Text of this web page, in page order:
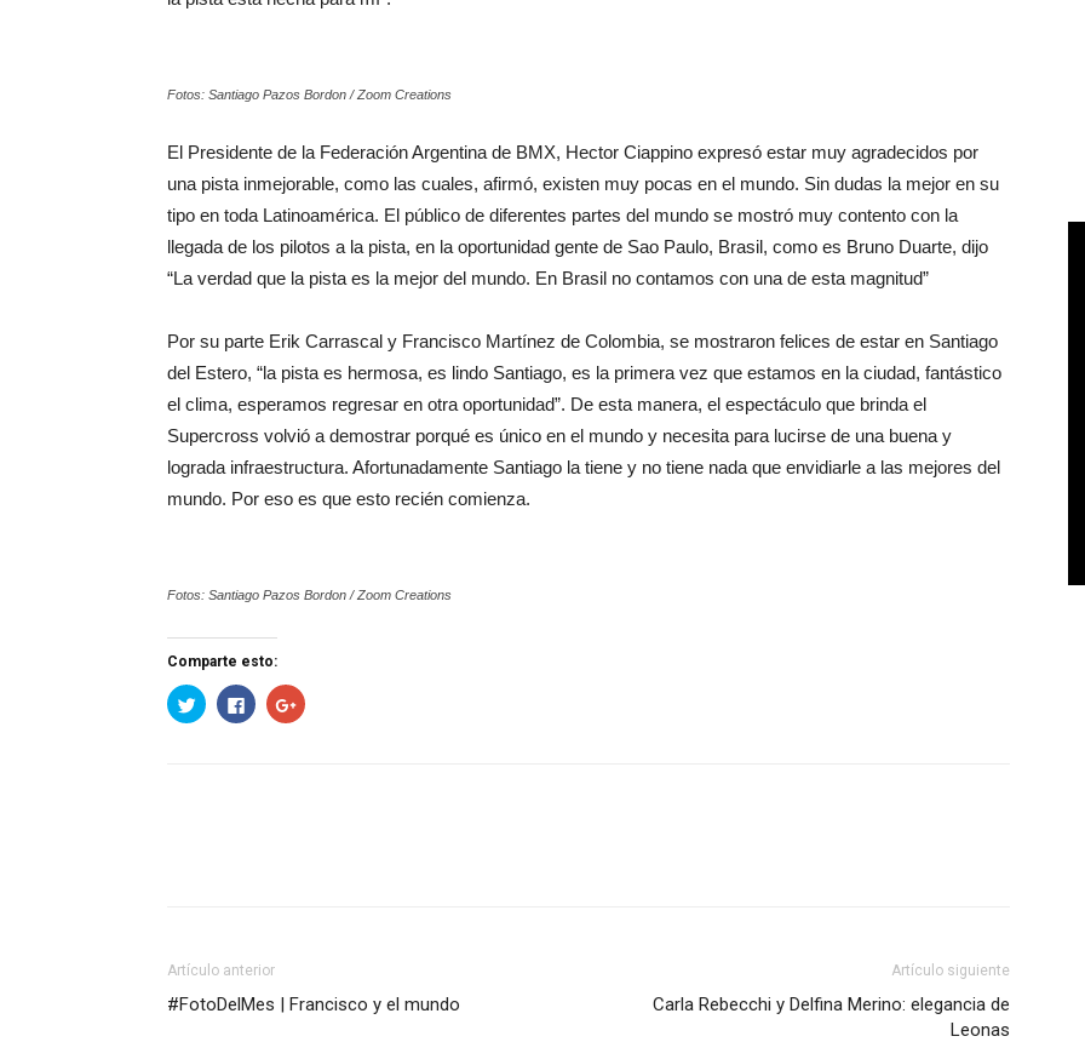
Fotos: Santiago Pazos Bordon / Zoom Creations
El Presidente de la Federación Argentina de BMX, Hector Ciappino expresó estar muy agradecidos por
una pista inmejorable, como las cuales, afirmó, existen muy pocas en el mundo. Sin dudas la mejor en su
tipo en toda Latinoamérica. El público de diferentes partes del mundo se mostró muy contento con la
llegada de los pilotos a la pista, en la oportunidad gente de Sao Paulo, Brasil, como es Bruno Duarte, dijo
“La verdad que la pista es la mejor del mundo. En Brasil no contamos con una de esta magnitud”
Por su parte Erik Carrascal y Francisco Martínez de Colombia, se mostraron felices de estar en Santiago
del Estero, “la pista es hermosa, es lindo Santiago, es la primera vez que estamos en la ciudad, fantástico
el clima, esperamos regresar en otra oportunidad”. De esta manera, el espectáculo que brinda el
Supercross volvió a demostrar porqué es único en el mundo y necesita para lucirse de una buena y
lograda infraestructura. Afortunadamente Santiago la tiene y no tiene nada que envidiarle a las mejores del
mundo. Por eso es que esto recién comienza.
Fotos: Santiago Pazos Bordon / Zoom Creations
Comparte esto:
Haz
clic
para
Haz
clic
para
Haz
clic
Artículo anterior
#FotoDelMes | Francisco y el mundo
Artículo siguiente
Carla Rebecchi y Delfina Merino: elegancia de
Leonas